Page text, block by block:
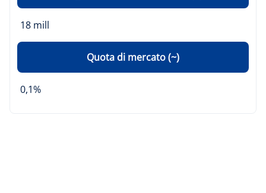
18 mill
Quota di mercato (~)
0,1%